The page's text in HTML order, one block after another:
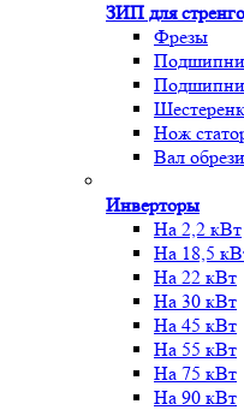
ЗИП для
Фрезы
Нож
Вал
Инверторы
На 2,2 кВт
На 18,5
На 22 кВт
На 30 кВт
На 45 кВт
На 55 кВт
На 75 кВт
На 90 кВт